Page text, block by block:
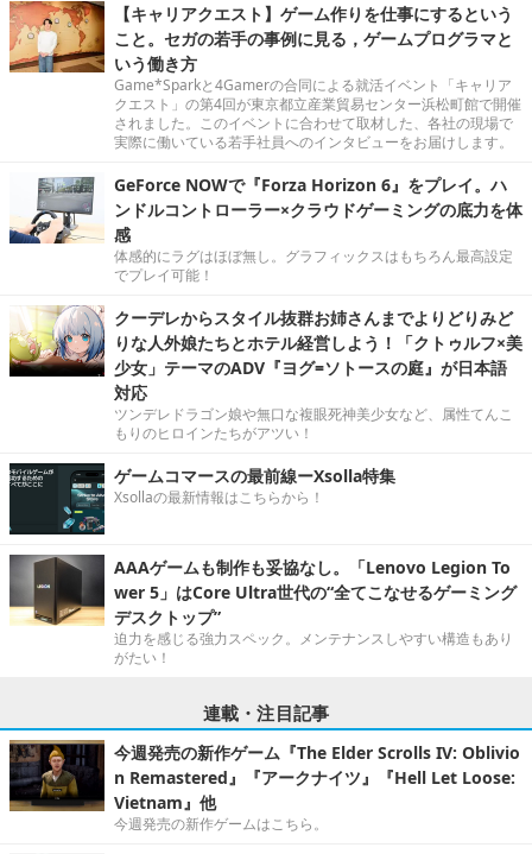
【キャリアクエスト】ゲーム作りを仕事にするという
こと。セガの若手の事例に見る，ゲームプログラマと
いう働き方
Game*Sparkと4Gamerの合同による就活イベント「キャリア
クエスト」の第4回が東京都立産業貿易センター浜松町館で開催
されました。このイベントに合わせて取材した、各社の現場で
実際に働いている若手社員へのインタビューをお届けします。
GeForce NOWで『Forza Horizon 6』をプレイ。ハ
ンドルコントローラー×クラウドゲーミングの底力を体
感
体感的にラグはほぼ無し。グラフィックスはもちろん最高設定
でプレイ可能！
クーデレからスタイル抜群お姉さんまでよりどりみど
りな人外娘たちとホテル経営しよう！「クトゥルフ×美
少女」テーマのADV『ヨグ=ソトースの庭』が日本語
対応
ツンデレドラゴン娘や無口な複眼死神美少女など、属性てんこ
もりのヒロインたちがアツい！
ゲームコマースの最前線ーXsolla特集
Xsollaの最新情報はこちらから！
AAAゲームも制作も妥協なし。「Lenovo Legion To
wer 5」はCore Ultra世代の“全てこなせるゲーミング
デスクトップ”
迫力を感じる強力スペック。メンテナンスしやすい構造もあり
がたい！
連載・注目記事
今週発売の新作ゲーム『The Elder Scrolls IV: Oblivio
n Remastered』『アークナイツ』『Hell Let Loose:
Vietnam』他
今週発売の新作ゲームはこちら。